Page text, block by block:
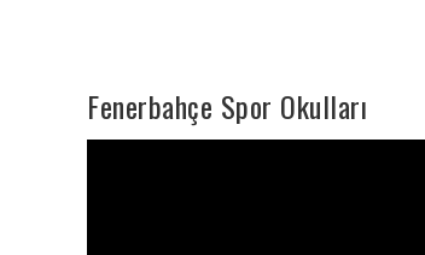
Fenerbahçe Spor Okulları